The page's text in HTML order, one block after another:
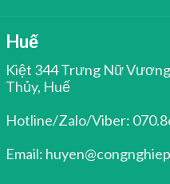
Huế
Kiệt 344 Trưng Nữ
Thủy, Huế
Hotline/Zalo/Viber:
Email: